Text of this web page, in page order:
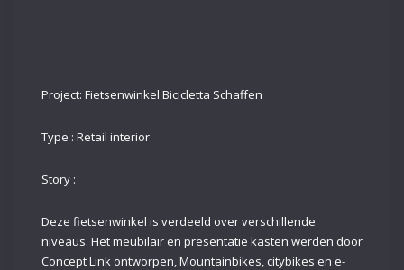
Project: Fietsenwinkel Bicicletta Schaffen
Type : Retail interior
Story :
Deze fietsenwinkel is verdeeld over verschillende
niveaus. Het meubilair en presentatie kasten werden door
Concept Link ontworpen, Mountainbikes, citybikes en e-